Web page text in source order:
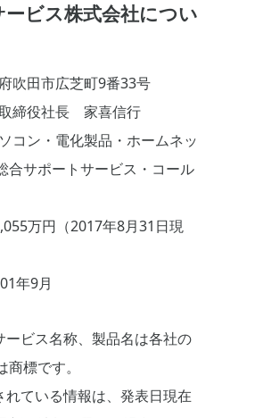
ビス株式会社につい
吹田市広芝町9番33号
締役社長 家喜信行
コン・電化製品・ホームネッ
合サポートサービス・コール
万円（2017年8月31日現
年9月
ビス名称、製品名は各社の
標です。
ている情報は、発表日現在